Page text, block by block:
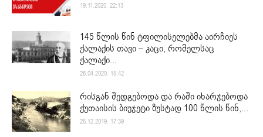
19.11.2020. 22:13
145 წლის წინ ტფილისელებმა აირჩიეს
ქალაქის თავი – კაცი, რომელსაც
ქალაქი...
28.04.2020. 15:42
რისგან შედგებოდა და რაში იხარჯებოდა
ქუთაისის ბიუჯეტი ზუსტად 100 წლის წინ,...
25.12.2019. 17:39